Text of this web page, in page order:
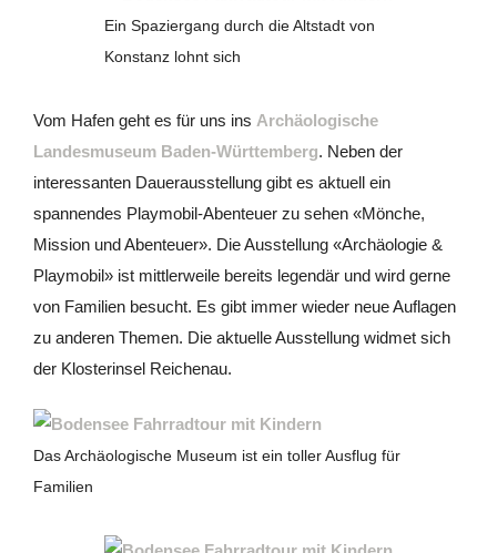
Ein Spaziergang durch die Altstadt von
Konstanz lohnt sich
Vom Hafen geht es für uns ins Archäologische
Landesmuseum Baden-Württemberg. Neben der
interessanten Dauerausstellung gibt es aktuell ein
spannendes Playmobil-Abenteuer zu sehen «Mönche,
Mission und Abenteuer». Die Ausstellung «Archäologie &
Playmobil» ist mittlerweile bereits legendär und wird gerne
von Familien besucht. Es gibt immer wieder neue Auflagen
zu anderen Themen. Die aktuelle Ausstellung widmet sich
der Klosterinsel Reichenau.
Das Archäologische Museum ist ein toller Ausflug für
Familien